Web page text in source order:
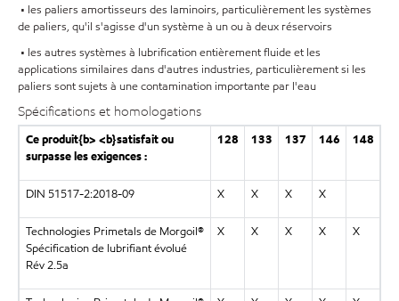
• les paliers amortisseurs des laminoirs, particulièrement les systèmes
de paliers, qu'il s'agisse d'un système à un ou à deux réservoirs
• les autres systèmes à lubrification entièrement fluide et les
applications similaires dans d'autres industries, particulièrement si les
paliers sont sujets à une contamination importante par l'eau
Spécifications et homologations
Ce produit{b> <b}satisfait ou
surpasse les exigences :
128 133 137 146 148
DIN 51517-2:2018-09 X X X X
Technologies Primetals de Morgoil®
Spécification de lubrifiant évolué
Rév 2.5a
X X X X X